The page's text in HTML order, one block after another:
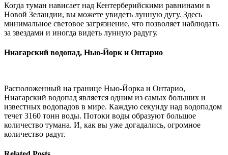
Когда туман нависает над Кентерберийскими равнинами в
Новой Зеландии, вы можете увидеть лунную дугу. Здесь
минимальное световое загрязнение, что позволяет наблюдать
за звездами и иногда видеть лунную радугу.
Ниагарский водопад, Нью-Йорк и Онтарио
Расположенный на границе Нью-Йорка и Онтарио,
Ниагарский водопад является одним из самых больших и
известных водопадов в мире. Каждую секунду над водопадом
течет 3160 тонн воды. Потоки воды образуют большое
количество тумана. И, как вы уже догадались, огромное
количество радуг.